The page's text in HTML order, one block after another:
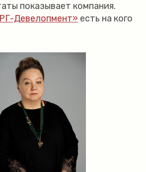
показывает компания.
Девелопмент» есть на кого